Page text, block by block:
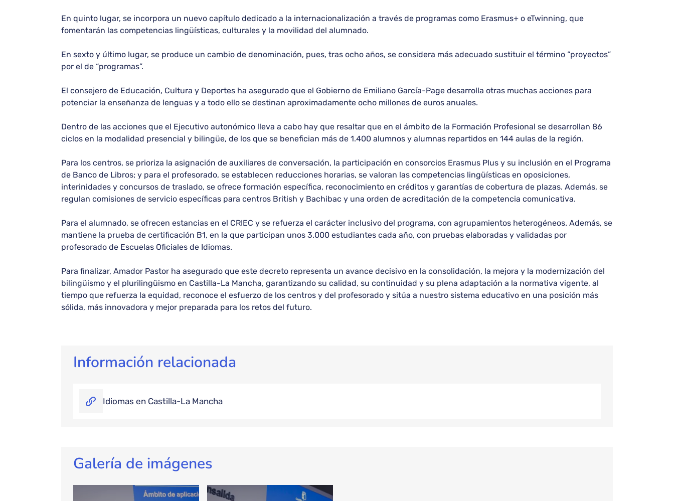
En quinto lugar, se incorpora un nuevo capítulo dedicado a la internacionalización a través de programas como Erasmus+ o eTwinning, que
fomentarán las competencias lingüísticas, culturales y la movilidad del alumnado.
En sexto y último lugar, se produce un cambio de denominación, pues, tras ocho años, se considera más adecuado sustituir el término “proyectos”
por el de “programas”.
El consejero de Educación, Cultura y Deportes ha asegurado que el Gobierno de Emiliano García-Page desarrolla otras muchas acciones para
potenciar la enseñanza de lenguas y a todo ello se destinan aproximadamente ocho millones de euros anuales.
Dentro de las acciones que el Ejecutivo autonómico lleva a cabo hay que resaltar que en el ámbito de la Formación Profesional se desarrollan 86
ciclos en la modalidad presencial y bilingüe, de los que se benefician más de 1.400 alumnos y alumnas repartidos en 144 aulas de la región.
Para los centros, se prioriza la asignación de auxiliares de conversación, la participación en consorcios Erasmus Plus y su inclusión en el Programa
de Banco de Libros; y para el profesorado, se establecen reducciones horarias, se valoran las competencias lingüísticas en oposiciones,
interinidades y concursos de traslado, se ofrece formación específica, reconocimiento en créditos y garantías de cobertura de plazas. Además, se
regulan comisiones de servicio específicas para centros British y Bachibac y una orden de acreditación de la competencia comunicativa.
Para el alumnado, se ofrecen estancias en el CRIEC y se refuerza el carácter inclusivo del programa, con agrupamientos heterogéneos. Además, se
mantiene la prueba de certificación B1, en la que participan unos 3.000 estudiantes cada año, con pruebas elaboradas y validadas por
profesorado de Escuelas Oficiales de Idiomas.
Para finalizar, Amador Pastor ha asegurado que este decreto representa un avance decisivo en la consolidación, la mejora y la modernización del
bilingüismo y el plurilingüismo en Castilla-La Mancha, garantizando su calidad, su continuidad y su plena adaptación a la normativa vigente, al
tiempo que refuerza la equidad, reconoce el esfuerzo de los centros y del profesorado y sitúa a nuestro sistema educativo en una posición más
sólida, más innovadora y mejor preparada para los retos del futuro.
Información relacionada
Idiomas en Castilla-La Mancha
Galería de imágenes